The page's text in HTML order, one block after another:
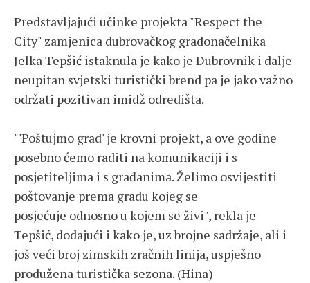
Predstavljajući učinke projekta "Respect the
City" zamjenica dubrovačkog gradonačelnika
Jelka Tepšić istaknula je kako je Dubrovnik i dalje
neupitan svjetski turistički brend pa je jako važno
održati pozitivan imidž odredišta.
"'Poštujmo grad' je krovni projekt, a ove godine
posebno ćemo raditi na komunikaciji i s
posjetiteljima i s građanima. Želimo osvijestiti
poštovanje prema gradu kojeg se
posjećuje odnosno u kojem se živi", rekla je
Tepšić, dodajući i kako je, uz brojne sadržaje, ali i
još veći broj zimskih zračnih linija, uspješno
produžena turistička sezona. (Hina)